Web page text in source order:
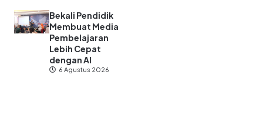
Bekali Pendidik
Membuat Media
Pembelajaran
Lebih Cepat
dengan AI
6 Agustus 2026